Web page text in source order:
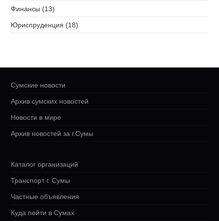
Финансы (13)
Юриспруденция (18)
Сумские новости
Архив сумских новостей
Новости в мире
Архив новостей за г.Сумы
Каталог организаций
Транспорт г. Сумы
Частные объявления
Куда пойти в Сумах